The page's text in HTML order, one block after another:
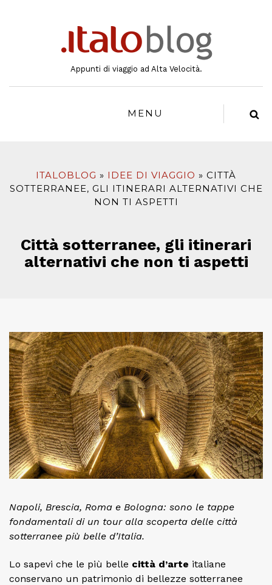
Appunti di viaggio ad Alta Velocità.
MENU
ITALOBLOG IDEE DI VIAGGIO
CITTÀ
SOTTERRANEE, GLI ITINERARI ALTERNATIVI CHE
NON TI ASPETTI
Città sotterranee, gli itinerari
alternativi che non ti aspetti
Napoli, Brescia, Roma e Bologna: sono le tappe
fondamentali di un tour alla scoperta delle città
sotterranee più belle d’Italia.
Lo sapevi che le più belle città d’arte italiane
conservano un patrimonio di bellezze sotterranee